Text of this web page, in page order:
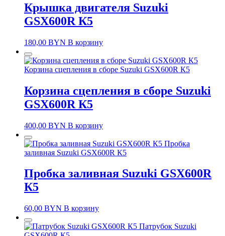
Крышка двигателя Suzuki
GSX600R К5
180,00 BYN В корзину
Корзина сцепления в сборе Suzuki GSX600R К5
Корзина сцепления в сборе Suzuki
GSX600R К5
400,00 BYN В корзину
Пробка
заливная Suzuki GSX600R К5
Пробка заливная Suzuki GSX600R
К5
60,00 BYN В корзину
Патрубок Suzuki